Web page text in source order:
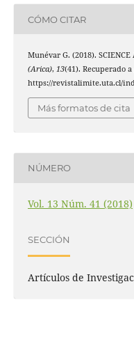
CÓMO CITAR
Munévar G. (2018).
(Arica), 13(41). Recuperado
https://revistalimite.uta.cl/
Más formatos de cita
NÚMERO
Vol. 13 Núm. 41 (2018)
SECCIÓN
Artículos de